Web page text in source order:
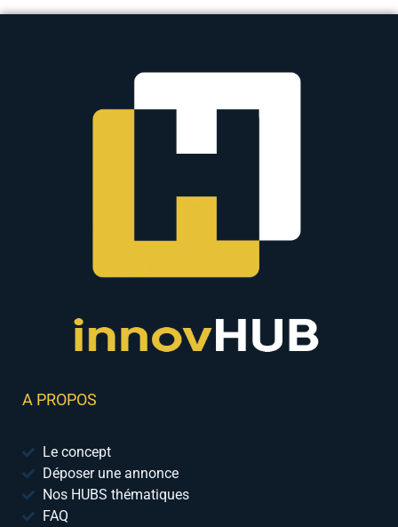
A PROPOS
Le concept
Déposer une annonce
Nos HUBS thématiques
FAQ